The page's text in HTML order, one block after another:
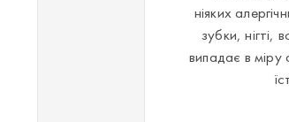
ніяких
зубки, нігті,
випадає в